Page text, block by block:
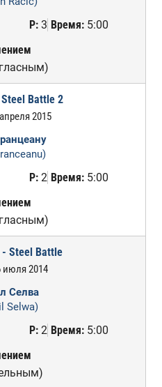
Р:3 Время:5:00
Battle 2
2015
Р:2 Время:5:00
- Steel Battle
июля 2014
Селва
Selwa)
Р:2 Время:5:00